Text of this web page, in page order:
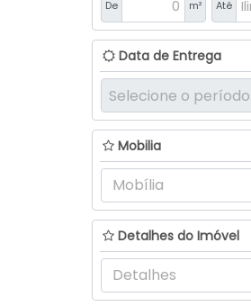
De m² Até
Data de Entrega
Mobilia
Mobília
Detalhes do Imóvel
Detalhes